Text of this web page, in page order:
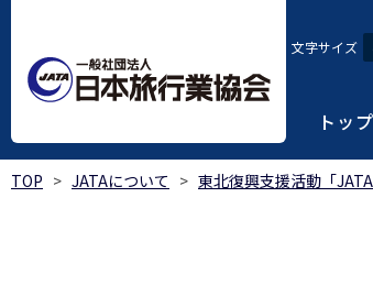
文字サイズ
トッ
日本
り、
会員
当会
報や
旅行
ご相
旅行
以上
様々
TOP > JATAについて > 東北復興支援活動「JATA